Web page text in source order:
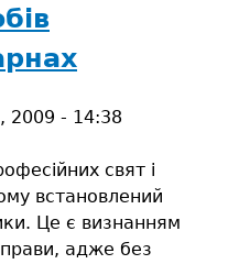
2009 - 14:38
свят і
встановлений
Це є визнанням
адже без